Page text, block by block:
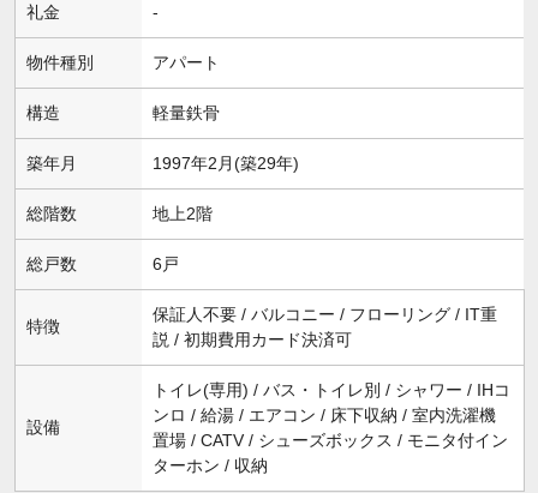
礼金 -
物件種別 アパート
構造 軽量鉄骨
築年月 1997年2月(築29年)
総階数 地上2階
総戸数 6戸
特徴
保証人不要 / バルコニー / フローリング / IT重
説 / 初期費用カード決済可
設備
トイレ(専用) / バス・トイレ別 / シャワー / IHコ
ンロ / 給湯 / エアコン / 床下収納 / 室内洗濯機
置場 / CATV / シューズボックス / モニタ付イン
ターホン / 収納